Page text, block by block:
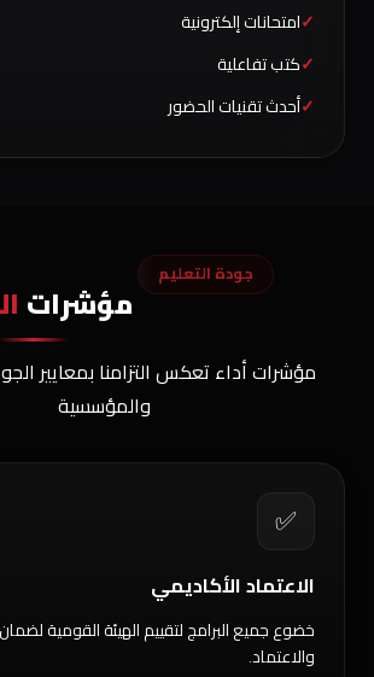
امتحانات إلكترونية
كتب تفاعلية
أحدث تقنيات الحضور
جودة التعليم
مؤشرات
مؤشرات أداء تعكس التزامنا بمعايير
والمؤسسية
✅
الاعتماد الأكاديمي
خضوع جميع البرامج لتقييم الهيئة القومية
والاعتماد.